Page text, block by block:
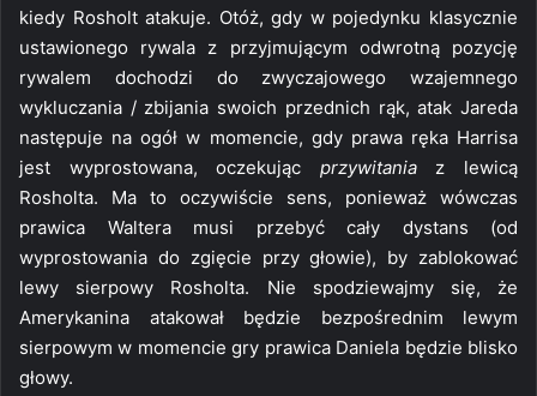
kiedy Rosholt atakuje. Otóż, gdy w pojedynku klasycznie
ustawionego rywala z przyjmującym odwrotną pozycję
rywalem dochodzi do zwyczajowego wzajemnego
wykluczania / zbijania swoich przednich rąk, atak Jareda
następuje na ogół w momencie, gdy prawa ręka Harrisa
jest wyprostowana, oczekując przywitaniaz lewicą
Rosholta. Ma to oczywiście sens, ponieważ wówczas
prawica Waltera musi przebyć cały dystans (od
wyprostowania do zgięcie przy głowie), by zablokować
lewy sierpowy Rosholta. Nie spodziewajmy się, że
Amerykanina atakował będzie bezpośrednim lewym
sierpowym w momencie gry prawica Daniela będzie blisko
głowy.